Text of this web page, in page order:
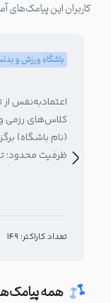
کاربران این پیامک‌های
باشگاه ورزش و
اعتمادبه‌نفس از
کلاس‌های رزمی
(نام باشگاه)
ظرفیت محدود؛
تعداد کاراکتر: 149
همه